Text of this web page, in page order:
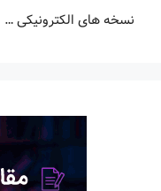
نسخه های الکترونیکی …